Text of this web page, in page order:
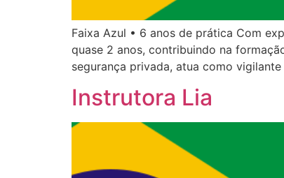
Faixa Azul • 6 anos de prática Com
quase 2 anos, contribuindo na
segurança privada, atua como
Instrutora Lia